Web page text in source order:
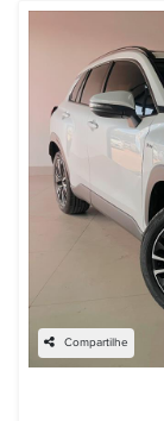
Compartilhe